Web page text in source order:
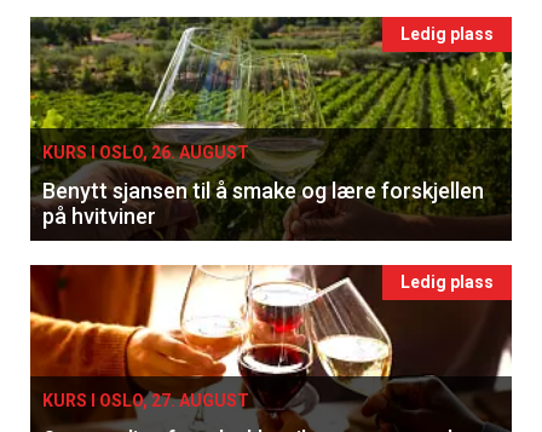
Ledig plass
KURS I OSLO, 26. AUGUST
Benytt sjansen til å smake og lære forskjellen
på hvitviner
Ledig plass
KURS I OSLO, 27. AUGUST